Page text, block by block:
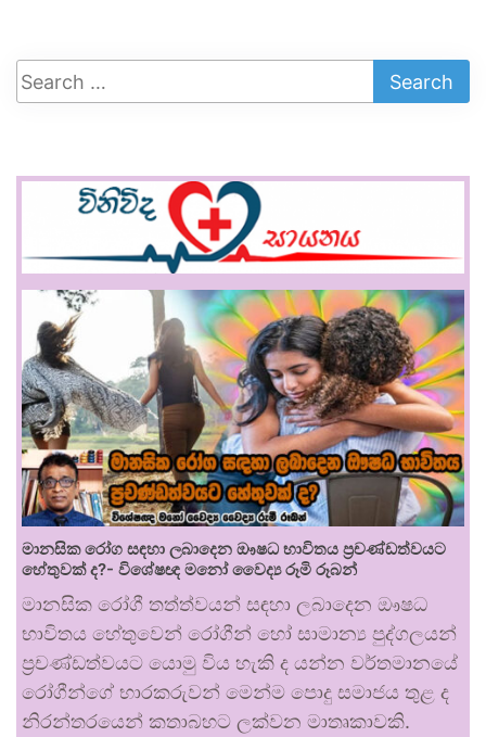
මානසික රෝග සඳහා ලබාදෙන ඖෂධ භාවිතය ප්‍රචණ්ඩත්වයට
හේතුවක් ද?- විශේෂඥ මනෝ වෛද්‍ය රූමි රූබන්
මානසික රෝගී තත්ත්වයන් සඳහා ලබාදෙන ඖෂධ
භාවිතය හේතුවෙන් රෝගීන් හෝ සාමාන්‍ය පුද්ගලයන්
ප්‍රචණ්ඩත්වයට යොමු විය හැකි ද යන්න වර්තමානයේ
රෝගීන්ගේ භාරකරුවන් මෙන්ම පොදු සමාජය තුළ ද
නිරන්තරයෙන් කතාබහට ලක්වන මාතෘකාවකි.